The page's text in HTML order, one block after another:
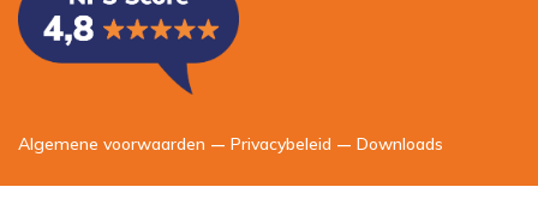
Algemene voorwaarden – Privacybeleid – Downloads